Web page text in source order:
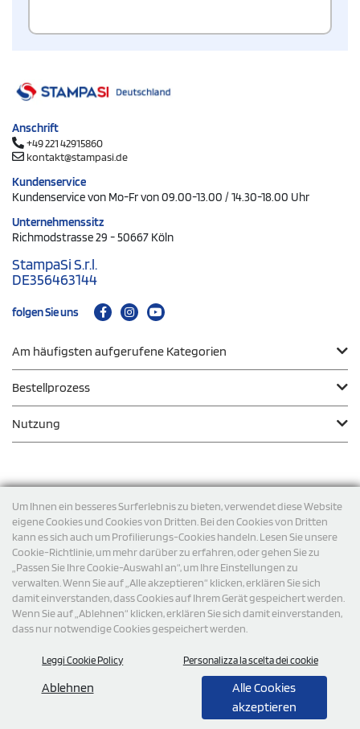
Um Ihnen ein besseres Surferlebnis zu bieten, verwendet diese Website
eigene Cookies und Cookies von Dritten. Bei den Cookies von Dritten
kann es sich auch um Profilierungs-Cookies handeln. Lesen Sie unsere
Cookie-Richtlinie, um mehr darüber zu erfahren, oder gehen Sie zu
„Passen Sie Ihre Cookie-Auswahl an“, um Ihre Einstellungen zu
verwalten. Wenn Sie auf „Alle akzeptieren“ klicken, erklären Sie sich
damit einverstanden, dass Cookies auf Ihrem Gerät gespeichert werden.
Wenn Sie auf „Ablehnen“ klicken, erklären Sie sich damit einverstanden,
dass nur notwendige Cookies gespeichert werden.
Leggi Cookie Policy Personalizza la scelta dei cookie
Ablehnen
Alle Cookies
akzeptieren
Anschrift
+49 221 42915860
kontakt@stampasi.de
Kundenservice
Kundenservice von Mo-Fr von 09.00-13.00 / 14.30-18.00 Uhr
Unternehmenssitz
Richmodstrasse 29 - 50667 Köln
StampaSi S.r.l.
DE356463144
folgen Sie uns
Am häufigsten aufgerufene Kategorien
Bestellprozess
Nutzung
Versand
© 2026 StampaSi s.r.l. ALLE RECHTE SIND VORBEHALTEN -
Steuernummer DE356463144